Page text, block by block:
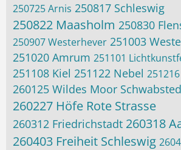
250725 Arnis 250817 Schleswig
250822 Maasholm 250830
250907 Westerhever 251003
251020 Amrum 251101
251108 Kiel 251122 Nebel
260125 Wildes Moor
260227 Höfe Rote Strasse
260312 Friedrichstadt 260318
260403 Freiheit Schleswig